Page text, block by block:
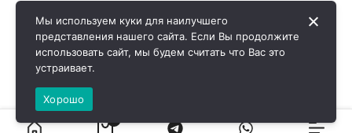
Мы используем куки для наилучшего
представления нашего сайта. Если Вы продолжите
использовать сайт, мы будем считать что Вас это
устраивает.
Хорошо